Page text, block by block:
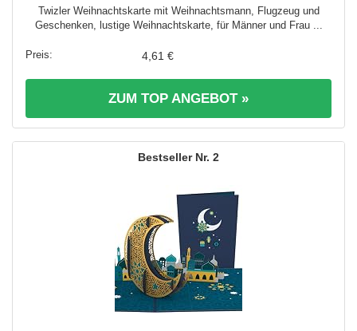
Twizler Weihnachtskarte mit Weihnachtsmann, Flugzeug und
Geschenken, lustige Weihnachtskarte, für Männer und Frau ...
4,61 €
ZUM TOP ANGEBOT »
2